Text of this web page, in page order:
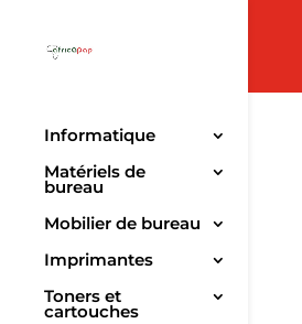
Informatique
Matériels de
bureau
Mobilier de bureau
Imprimantes
Toners et
cartouches